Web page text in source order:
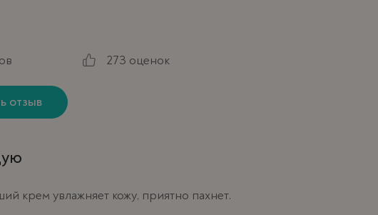
отзыв
273 оценок
крем увлажняет кожу, приятно пахнет.